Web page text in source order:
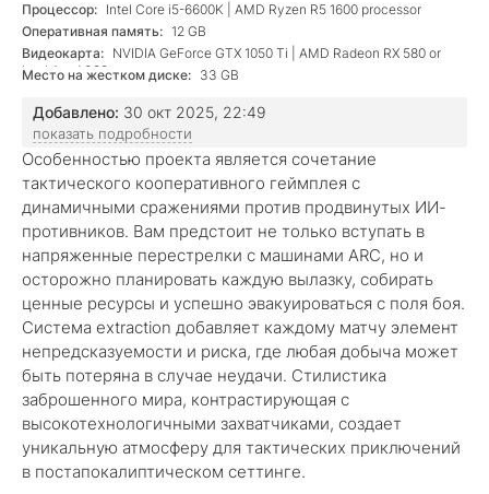
Процессор: Intel Core i5-6600K | AMD Ryzen R5 1600 processor
Оперативная память: 12 GB
Видеокарта: NVIDIA GeForce GTX 1050 Ti | AMD Radeon RX 580 or
Intel Arc A380
Место на жестком диске: 33 GB
Добавлено: 30 окт 2025, 22:49
показать подробности
Особенностью проекта является сочетание
тактического кооперативного геймплея с
динамичными сражениями против продвинутых ИИ-
противников. Вам предстоит не только вступать в
напряженные перестрелки с машинами ARC, но и
осторожно планировать каждую вылазку, собирать
ценные ресурсы и успешно эвакуироваться с поля боя.
Система extraction добавляет каждому матчу элемент
непредсказуемости и риска, где любая добыча может
быть потеряна в случае неудачи. Стилистика
заброшенного мира, контрастирующая с
высокотехнологичными захватчиками, создает
уникальную атмосферу для тактических приключений
в постапокалиптическом сеттинге.